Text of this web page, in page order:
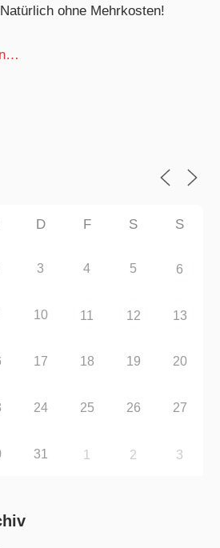
ohne Mehrkosten!
D F S S
3 4 5 6
10 11 12 13
17 18 19 20
24 25 26 27
31 1 2 3